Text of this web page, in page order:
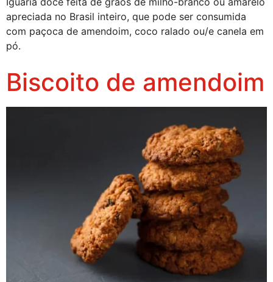
apreciada no Brasil inteiro, que pode ser consumida
com paçoca de amendoim, coco ralado ou/e canela em
pó.
Biscoito de amendoim